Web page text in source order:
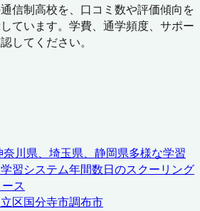
信制高校を、口コミ数や評価傾向を
ています。学費、通学頻度、サポー
してください。
川県、埼玉県、静岡県多様な学習
習システム年間数日のスクーリング
ス
区国分寺市調布市